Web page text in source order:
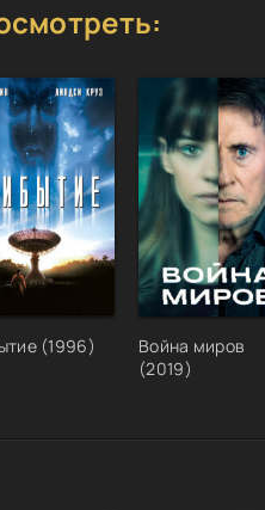
(2026) WEB-DL [H.264/
(2026) WEB-DL [H.264/
(1996)
Война миров
(2019)